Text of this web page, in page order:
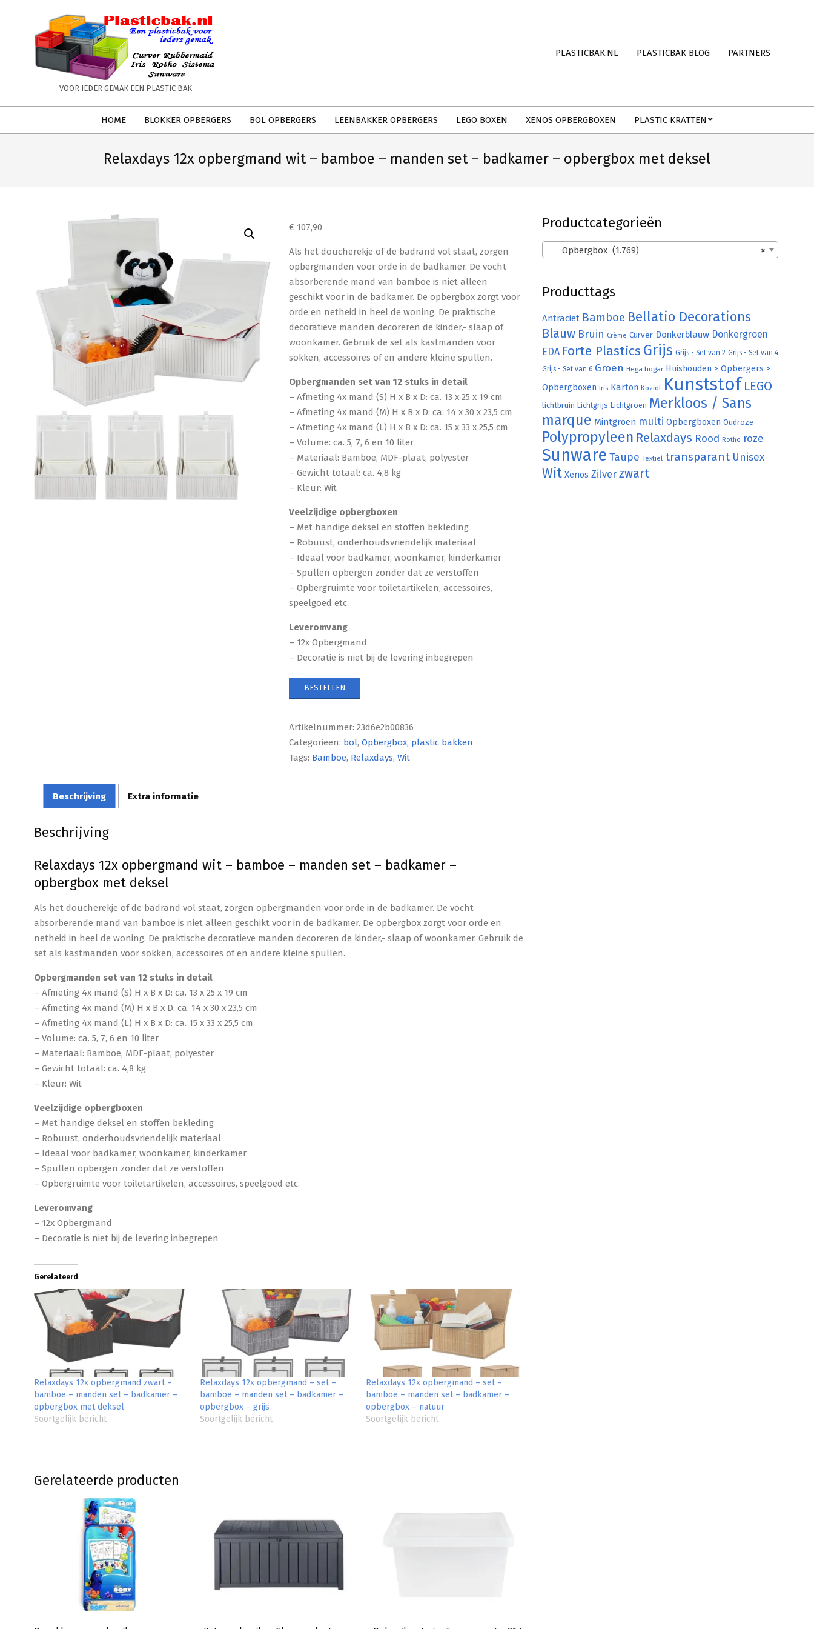
PLASTICBAK.NL
VOOR IEDER GEMAK EEN PLASTIC BAK
PLASTICBAK.NL PLASTICBAK BLOG PARTNERS
HOME BLOKKER OPBERGERS BOL OPBERGERS LEENBAKKER OPBERGERS LEGO BOXEN XENOS OPBERGBOXEN PLASTIC KRATTEN
Relaxdays 12x opbergmand wit – bamboe – manden set – badkamer – opbergbox met deksel
€ 107,90
Als het doucherekje of de badrand vol staat, zorgen
opbergmanden voor orde in de badkamer. De vocht
absorberende mand van bamboe is niet alleen
geschikt voor in de badkamer. De opbergbox zorgt voor
orde en netheid in heel de woning. De praktische
decoratieve manden decoreren de kinder,- slaap of
woonkamer. Gebruik de set als kastmanden voor
sokken, accessoires of en andere kleine spullen.
Opbergmanden set van 12 stuks in detail
– Afmeting 4x mand (S) H x B x D: ca. 13 x 25 x 19 cm
– Afmeting 4x mand (M) H x B x D: ca. 14 x 30 x 23,5 cm
– Afmeting 4x mand (L) H x B x D: ca. 15 x 33 x 25,5 cm
– Volume: ca. 5, 7, 6 en 10 liter
– Materiaal: Bamboe, MDF-plaat, polyester
– Gewicht totaal: ca. 4,8 kg
– Kleur: Wit
Veelzijdige opbergboxen
– Met handige deksel en stoffen bekleding
– Robuust, onderhoudsvriendelijk materiaal
– Ideaal voor badkamer, woonkamer, kinderkamer
– Spullen opbergen zonder dat ze verstoffen
– Opbergruimte voor toiletartikelen, accessoires,
speelgoed etc.
Leveromvang
– 12x Opbergmand
– Decoratie is niet bij de levering inbegrepen
BESTELLEN
Artikelnummer:23d6e2b00836
Categorieën: bol,Opbergbox, plastic bakken
Tags: Bamboe, Relaxdays,Wit
Beschrijving Extra informatie
Beschrijving
Relaxdays 12x opbergmand wit – bamboe – manden set – badkamer –
opbergbox met deksel
Als het doucherekje of de badrand vol staat, zorgen opbergmanden voor orde in de badkamer. De vocht
absorberende mand van bamboe is niet alleen geschikt voor in de badkamer. De opbergbox zorgt voor orde en
netheid in heel de woning. De praktische decoratieve manden decoreren de kinder,- slaap of woonkamer. Gebruik de
set als kastmanden voor sokken, accessoires of en andere kleine spullen.
Opbergmanden set van 12 stuks in detail
– Afmeting 4x mand (S) H x B x D: ca. 13 x 25 x 19 cm
– Afmeting 4x mand (M) H x B x D: ca. 14 x 30 x 23,5 cm
– Afmeting 4x mand (L) H x B x D: ca. 15 x 33 x 25,5 cm
– Volume: ca. 5, 7, 6 en 10 liter
– Materiaal: Bamboe, MDF-plaat, polyester
– Gewicht totaal: ca. 4,8 kg
– Kleur: Wit
Veelzijdige opbergboxen
– Met handige deksel en stoffen bekleding
– Robuust, onderhoudsvriendelijk materiaal
– Ideaal voor badkamer, woonkamer, kinderkamer
– Spullen opbergen zonder dat ze verstoffen
– Opbergruimte voor toiletartikelen, accessoires, speelgoed etc.
Leveromvang
– 12x Opbergmand
– Decoratie is niet bij de levering inbegrepen
Gerelateerd
Relaxdays 12x opbergmand zwart –
bamboe – manden set – badkamer –
opbergbox met deksel
Soortgelijk bericht
Relaxdays 12x opbergmand – set –
bamboe – manden set – badkamer –
opbergbox – grijs
Soortgelijk bericht
Relaxdays 12x opbergmand – set –
bamboe – manden set – badkamer –
opbergbox – natuur
Soortgelijk bericht
Gerelateerde producten
Productcategorieën
×
Opbergbox (1.769)
Producttags
Antraciet Bamboe Bellatio Decorations
Blauw Bruin Crème Curver Donkerblauw Donkergroen
EDA Forte Plastics Grijs Grijs - Set van 2 Grijs - Set van 4
Grijs - Set van 6 Groen Hega hogar Huishouden > Opbergers >
Opbergboxen Iris Karton Koziol Kunststof LEGO
lichtbruin Lichtgrijs Lichtgroen Merkloos / Sans
marque Mintgroen multi Opbergboxen Oudroze
Polypropyleen Relaxdays Rood Rotho roze
Sunware Taupe Textiel transparant Unisex
Wit Xenos Zilver zwart